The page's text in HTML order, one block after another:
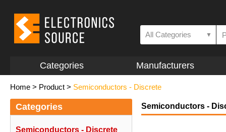
All Categories ▼
Categories Manufacturers
Home > Product > Semiconductors - Discrete
Categories
Semiconductors - Discrete
Semiconductors -